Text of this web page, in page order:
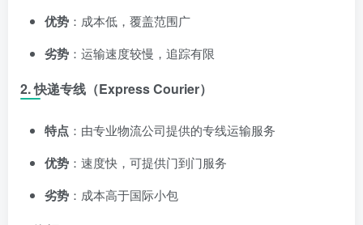
优势 ：成本低，覆盖范围广
劣势 ：运输速度较慢，追踪有限
2. 快递专线（Express Courier）
特点 ：由专业物流公司提供的专线运输服务
优势 ：速度快，可提供门到门服务
劣势 ：成本高于国际小包